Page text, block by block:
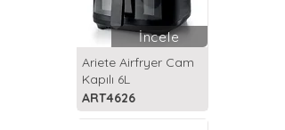
İncele
Ariete Airfryer Cam
Kapılı 6L
ART4626